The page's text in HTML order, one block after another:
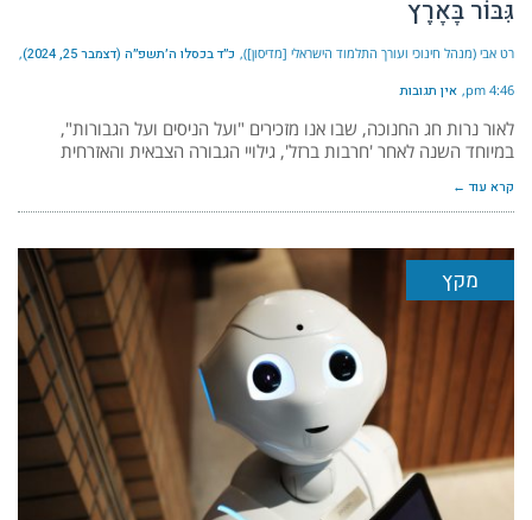
גִּבּוֹר בָּאָרֶץ
רט אבי (מנהל חינוכי ועורך התלמוד הישראלי [מדיסון]) כ״ד בכסלו ה׳תשפ״ה (דצמבר 25, 2024)
4:46 pm אין תגובות
לאור נרות חג החנוכה, שבו אנו מזכירים "ועל הניסים ועל הגבורות",
במיוחד השנה לאחר 'חרבות ברזל', גילויי הגבורה הצבאית והאזרחית
קרא עוד ←
מקץ